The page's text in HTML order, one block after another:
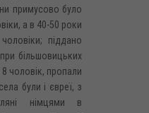
примусово було
а в 40-50 роки
піддано
більшовицьких
8 чоловік, пропали
були і євреї, з
німцями в